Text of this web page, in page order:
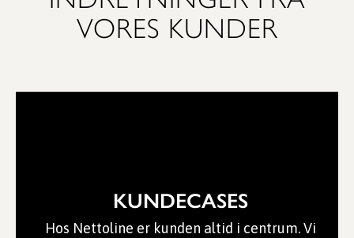
VORES KUNDER
KUNDECASES
Hos Nettoline er kunden altid i centrum. Vi